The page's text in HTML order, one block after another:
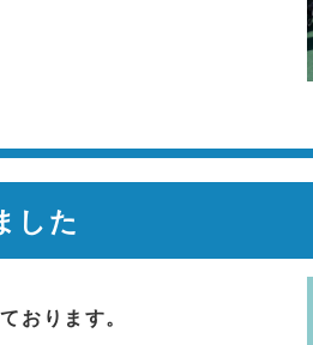
した
おります。